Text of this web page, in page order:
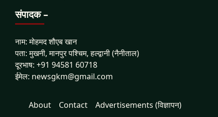
संपादक –
नाम: मोहमद शौएब खान
पता: मुखनी, मानपुर पश्चिम, हल्द्वानी (नैनीताल)
दूरभाष: +91 94581 60718
ईमेल: newsgkm@gmail.com
About Contact Advertisements (विज्ञापन)